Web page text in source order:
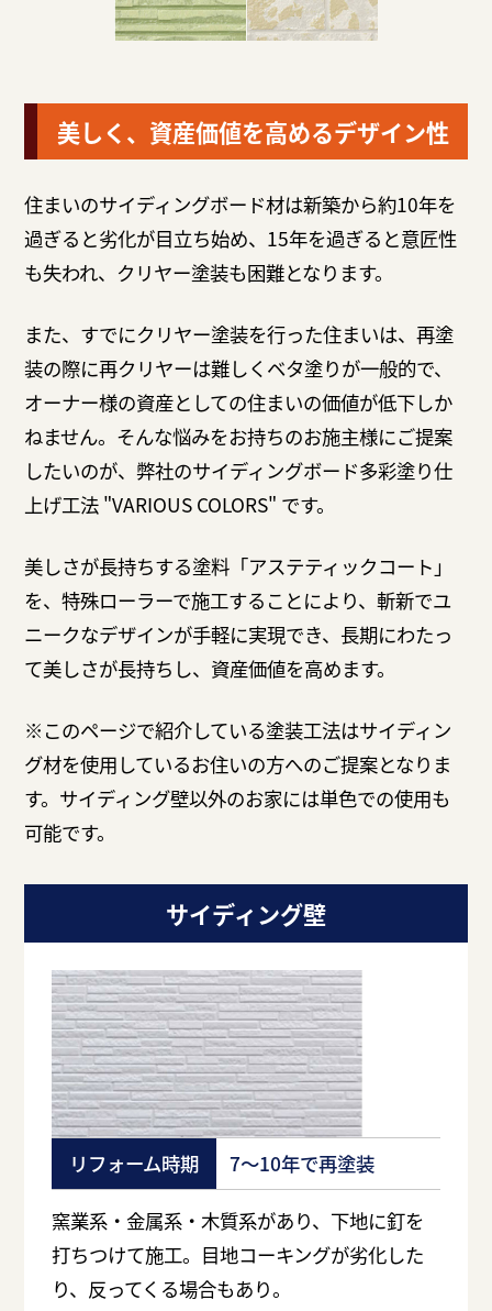
美しく、資産価値を高めるデザイン性
住まいのサイディングボード材は新築から約10年を
過ぎると劣化が目立ち始め、15年を過ぎると意匠性
も失われ、クリヤー塗装も困難となります。
また、すでにクリヤー塗装を行った住まいは、再塗
装の際に再クリヤーは難しくベタ塗りが一般的で、
オーナー様の資産としての住まいの価値が低下しか
ねません。そんな悩みをお持ちのお施主様にご提案
したいのが、弊社のサイディングボード多彩塗り仕
上げ工法 "VARIOUS COLORS" です。
美しさが長持ちする塗料「アステティックコート」
を、特殊ローラーで施工することにより、斬新でユ
ニークなデザインが手軽に実現でき、長期にわたっ
て美しさが長持ちし、資産価値を高めます。
※このページで紹介している塗装工法はサイディン
グ材を使用しているお住いの方へのご提案となりま
す。サイディング壁以外のお家には単色での使用も
可能です。
サイディング壁
リフォーム時期 7～10年で再塗装
窯業系・金属系・木質系があり、下地に釘を
打ちつけて施工。目地コーキングが劣化した
り、反ってくる場合もあり。